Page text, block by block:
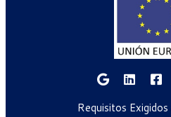
Requisitos